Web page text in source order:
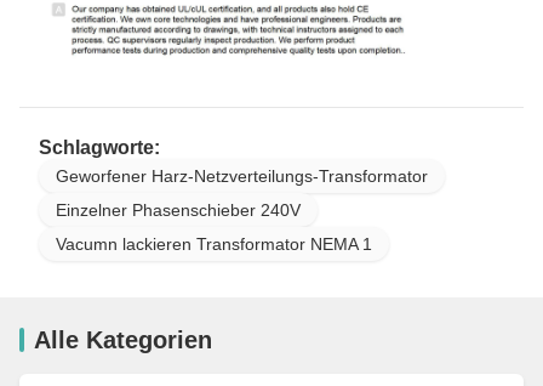
Schlagworte:
Geworfener Harz-Netzverteilungs-Transformator
Einzelner Phasenschieber 240V
Vacumn lackieren Transformator NEMA 1
Alle Kategorien